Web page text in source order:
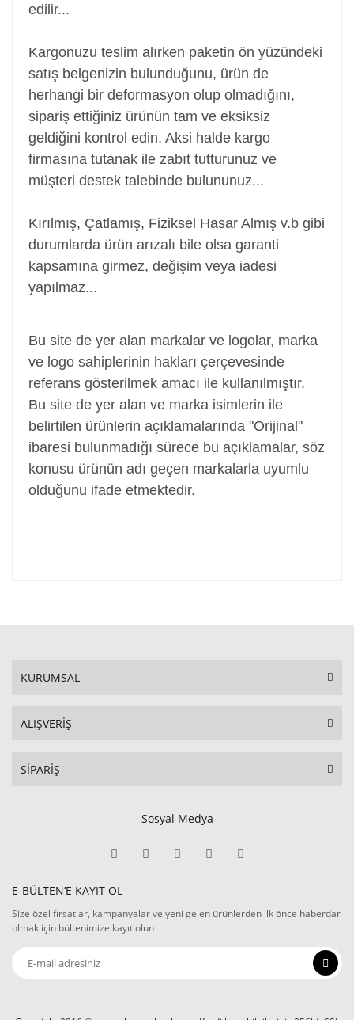
edilir...
Kargonuzu teslim alırken paketin ön yüzündeki
satış belgenizin bulunduğunu, ürün de
herhangi bir deformasyon olup olmadığını,
sipariş ettiğiniz ürünün tam ve eksiksiz
geldiğini kontrol edin. Aksi halde kargo
firmasına tutanak ile zabıt tutturunuz ve
müşteri destek talebinde bulununuz...
Kırılmış, Çatlamış, Fiziksel Hasar Almış v.b gibi
durumlarda ürün arızalı bile olsa garanti
kapsamına girmez, değişim veya iadesi
yapılmaz...
Bu site de yer alan markalar ve logolar, marka
ve logo sahiplerinin hakları çerçevesinde
referans gösterilmek amacı ile kullanılmıştır.
Bu site de yer alan ve marka isimlerin ile
belirtilen ürünlerin açıklamalarında "Orijinal"
ibaresi bulunmadığı sürece bu açıklamalar, söz
konusu ürünün adı geçen markalarla uyumlu
olduğunu ifade etmektedir.
KURUMSAL
ALIŞVERİŞ
SİPARİŞ
Sosyal Medya
E-BÜLTEN’E KAYIT OL
Size özel fırsatlar, kampanyalar ve yeni gelen ürünlerden ilk önce haberdar
olmak için bültenimize kayıt olun